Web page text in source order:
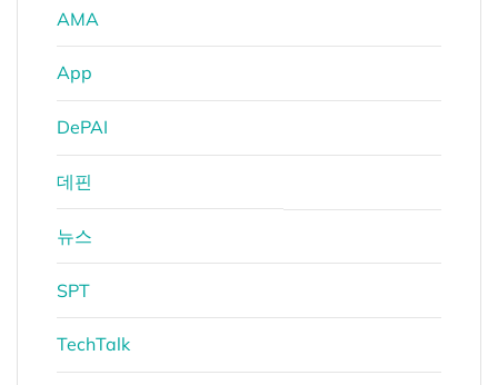
AMA
App
DePAI
데핀
뉴스
SPT
TechTalk